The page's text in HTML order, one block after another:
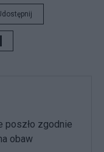
poszło zgodnie
obaw